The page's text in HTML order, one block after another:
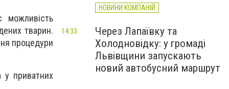
тварин.
процедури
у приватних
НОВИНИ КОМПАНІЙ
Через Лапаївку та
Холодновідку: у громаді
Львівщини запускають
новий автобусний маршрут
14:33